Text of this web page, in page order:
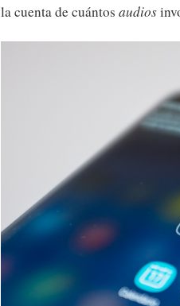
la cuenta de cuántos audios